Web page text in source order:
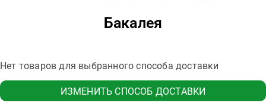
Бакалея
Нет товаров для выбранного способа доставки
ИЗМЕНИТЬ СПОСОБ ДОСТАВКИ